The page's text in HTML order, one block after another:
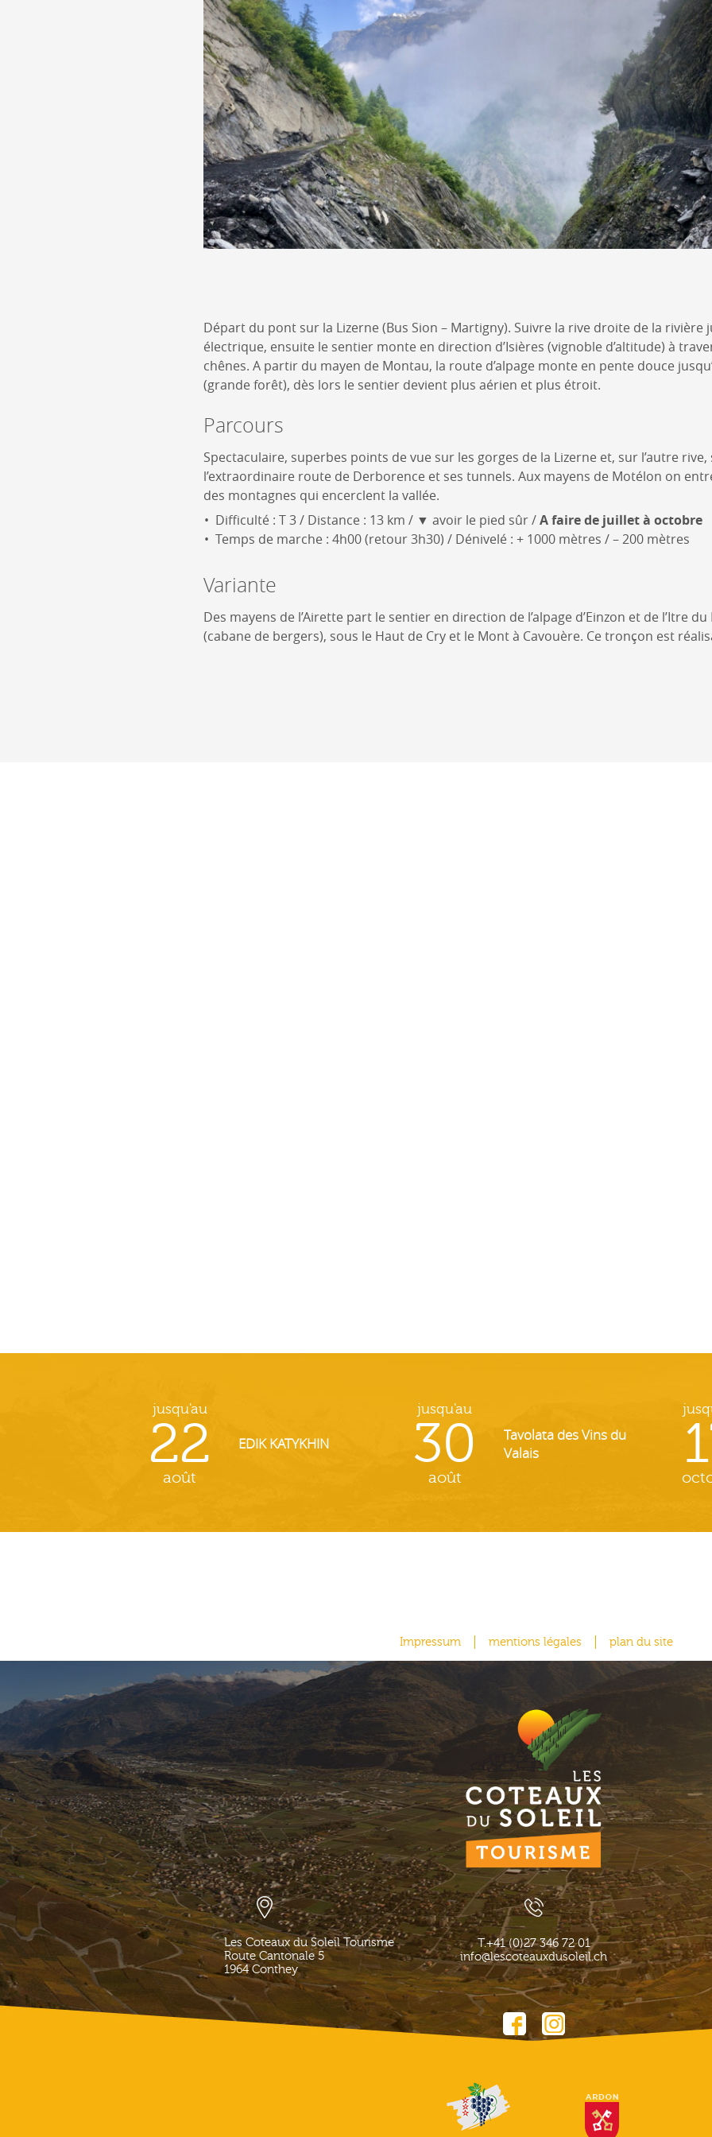
Départ du pont sur la Lizerne (Bus Sion – Martigny). Suivre la rive droite de la rivière
électrique, ensuite le sentier monte en direction d’Isières (vignoble d’altitude) à
chênes. A partir du mayen de Montau, la route d’alpage monte en pente douce
(grande forêt), dès lors le sentier devient plus aérien et plus étroit.
Parcours
Spectaculaire, superbes points de vue sur les gorges de la Lizerne et, sur l’autre rive,
l’extraordinaire route de Derborence et ses tunnels. Aux mayens de Motélon on
des montagnes qui encerclent la vallée.
Difficulté : T 3 / Distance : 13 km / ▼ avoir le pied sûr /A faire de juillet à octobre
Temps de marche : 4h00 (retour 3h30) / Dénivelé : + 1000 mètres / – 200 mètres
Variante
Des mayens de l’Airette part le sentier en direction de l’alpage d’Einzon et de l’Itre
(cabane de bergers), sous le Haut de Cry et le Mont à Cavouère. Ce tronçon est
jusqu'au
22
août
EDIK KATYKHIN
jusqu'au
30
août
Tavolata des Vins du
Valais
Impressum mentions légales plan du site
Les Coteaux du Soleil Tourisme
Route Cantonale 5
1964 Conthey
T.+41 (0)27 346 72 01
info@lescoteauxdusoleil.ch